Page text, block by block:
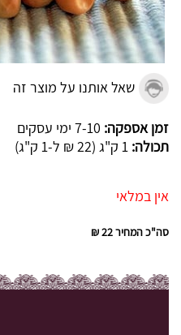
שאל אותנו על מוצר זה
זמן אספקה: 7-10 ימי עסקים
תכולה: 1 ק"ג (22 ₪ ל-1 ק"ג)
אין במלאי
סה"כ המחיר22 ₪